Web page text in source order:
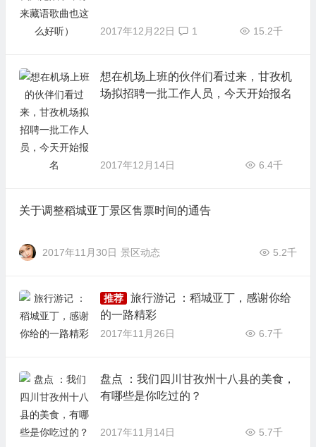
2017年12月22日 15.2千
1
想在机场上班的伙伴们看过来，甘孜机
场拟招聘一批工作人员，今天开始报名
2017年12月14日 6.4千
关于调整稻城亚丁景区售票时间的通告
2017年11月30日 景区动态 5.2千
推荐
旅行游记 ：稻城亚丁，感谢你给
的一路精彩
2017年11月26日 6.7千
盘点 ：我们四川甘孜州十八县的美食，
有哪些是你吃过的？
2017年11月14日 5.7千